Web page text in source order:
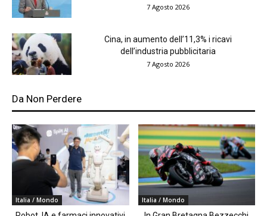
7 Agosto 2026
Cina, in aumento dell’11,3% i ricavi
dell’industria pubblicitaria
7 Agosto 2026
Da Non Perdere
Italia / Mondo Italia / Mondo